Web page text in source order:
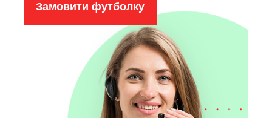
Замовити футболку